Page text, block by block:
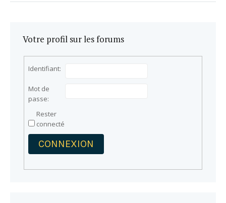
Votre profil sur les forums
Identifiant:
Mot de
passe:
Rester
connecté
CONNEXION